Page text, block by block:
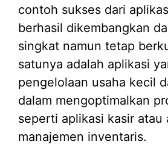
contoh sukses dari
berhasil dikembangkan
singkat namun tetap
satunya adalah aplikasi
pengelolaan usaha kecil
dalam mengoptimalkan
seperti aplikasi kasir atau
manajemen inventaris.